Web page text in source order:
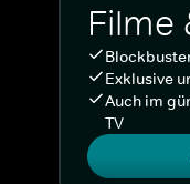
Filme
Exklusive
Auch im
TV